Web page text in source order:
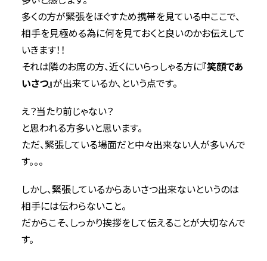
多くの方が緊張をほぐすため携帯を見ている中ここで、
相手を見極める為に何を見ておくと良いのかお伝えして
いきます！！
それは隣のお席の方、近くにいらっしゃる方に『笑顔であ
いさつ』が出来ているか、という点です。
え？当たり前じゃない？
と思われる方多いと思います。
ただ、緊張している場面だと中々出来ない人が多いんで
す。。。
しかし、緊張しているからあいさつ出来ないというのは
相手には伝わらないこと。
だからこそ、しっかり挨拶をして伝えることが大切なんで
す。